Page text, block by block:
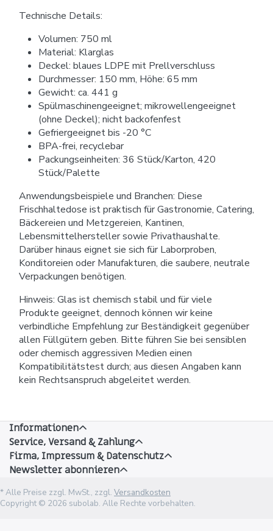
Technische Details:
Volumen: 750 ml
Material: Klarglas
Deckel: blaues LDPE mit Prellverschluss
Durchmesser: 150 mm, Höhe: 65 mm
Gewicht: ca. 441 g
Spülmaschinengeeignet; mikrowellengeeignet
(ohne Deckel); nicht backofenfest
Gefriergeeignet bis -20 °C
BPA-frei, recyclebar
Packungseinheiten: 36 Stück/Karton, 420
Stück/Palette
Anwendungsbeispiele und Branchen: Diese
Frischhaltedose ist praktisch für Gastronomie, Catering,
Bäckereien und Metzgereien, Kantinen,
Lebensmittelhersteller sowie Privathaushalte.
Darüber hinaus eignet sie sich für Laborproben,
Konditoreien oder Manufakturen, die saubere, neutrale
Verpackungen benötigen.
Hinweis: Glas ist chemisch stabil und für viele
Produkte geeignet, dennoch können wir keine
verbindliche Empfehlung zur Beständigkeit gegenüber
allen Füllgütern geben. Bitte führen Sie bei sensiblen
oder chemisch aggressiven Medien einen
Kompatibilitätstest durch; aus diesen Angaben kann
kein Rechtsanspruch abgeleitet werden.
Informationen
Service, Versand & Zahlung
Firma, Impressum & Datenschutz
Newsletter abonnieren
* Alle Preise zzgl. MwSt., zzgl. Versandkosten
Copyright © 2026 subolab. Alle Rechte vorbehalten.